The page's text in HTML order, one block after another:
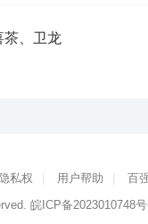
茶、卫龙
私权 用户帮助 百
皖ICP备2023010748